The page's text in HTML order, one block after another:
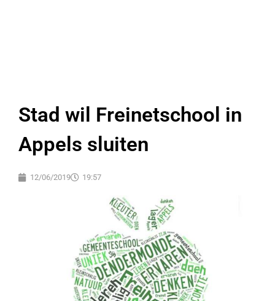
Stad wil Freinetschool in
Appels sluiten
12/06/2019 19:57